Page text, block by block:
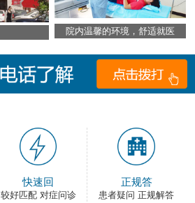
院内温馨的环境，舒适就医
快速回
较好匹配 对症问诊
正规答
患者疑问 正规解答